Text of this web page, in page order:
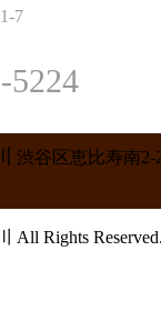
7
5224
渋谷区恵比寿南2-
Rights Reserved.